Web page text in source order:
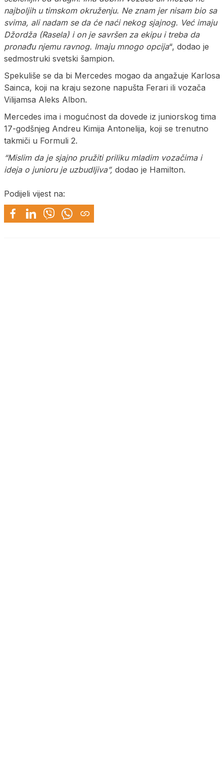
najboljih u timskom okruženju. Ne znam jer nisam bio sa
svima, ali nadam se da će naći nekog sjajnog. Već imaju
Džordža (Rasela) i on je savršen za ekipu i treba da
pronađu njemu ravnog. Imaju mnogo opcija“, dodao je
sedmostruki svetski šampion.
Spekuliše se da bi Mercedes mogao da angažuje Karlosa
Sainca, koji na kraju sezone napušta Ferari ili vozača
Vilijamsa Aleks Albon.
Mercedes ima i mogućnost da dovede iz juniorskog tima
17-godšnjeg Andreu Kimija Antonelija, koji se trenutno
takmiči u Formuli 2.
“Mislim da je sjajno pružiti priliku mladim vozačima i
ideja o junioru je uzbudljiva”, dodao je Hamilton.
Podijeli vijest na: